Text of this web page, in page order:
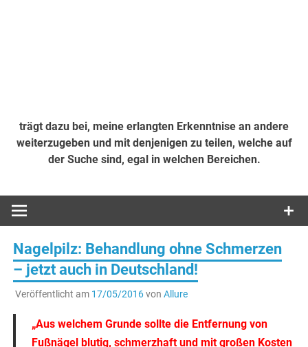
trägt dazu bei, meine erlangten Erkenntnise an andere
weiterzugeben und mit denjenigen zu teilen, welche auf
der Suche sind, egal in welchen Bereichen.
Nagelpilz: Behandlung ohne Schmerzen
– jetzt auch in Deutschland!
Veröffentlicht am 17/05/2016von Allure
„Aus welchem Grunde sollte die Entfernung von
Fußnägel blutig, schmerzhaft und mit großen Kosten